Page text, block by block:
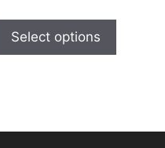
Select options